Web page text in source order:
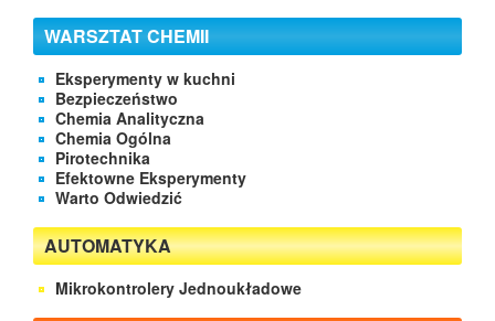
WARSZTAT CHEMII
Eksperymenty w kuchni
Bezpieczeństwo
Chemia Analityczna
Chemia Ogólna
Pirotechnika
Efektowne Eksperymenty
Warto Odwiedzić
AUTOMATYKA
Mikrokontrolery Jednoukładowe